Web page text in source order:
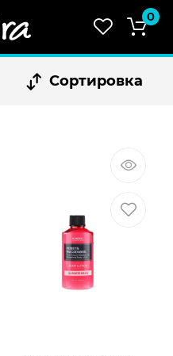
0
0.00
Оформить
Сортировка